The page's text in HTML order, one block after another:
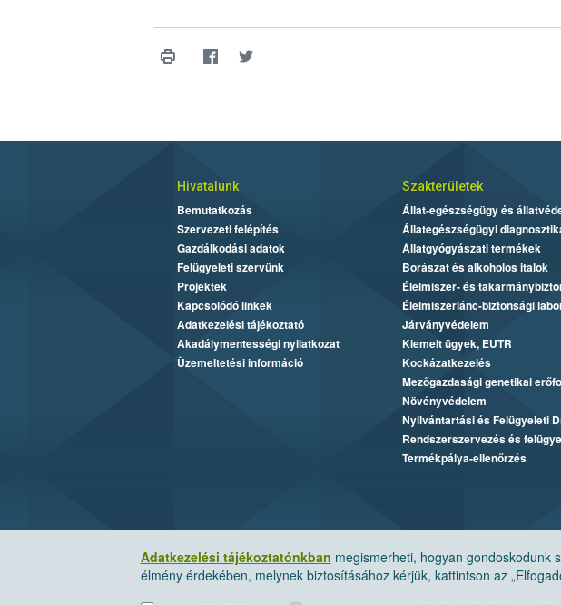
Adatkezelési tájékoztatónkban megismerheti, hogyan gondoskodunk
élmény érdekében, melynek biztosításához kérjük, kattintson az
Hivatalunk
Bemutatkozás
Szervezeti felépítés
Gazdálkodási adatok
Felügyeleti szervünk
Projektek
Kapcsolódó linkek
Adatkezelési tájékoztató
Akadálymentességi nyilatkozat
Üzemeltetési információ
Szakterületek
Állat-egészségügy és
Állategészségügyi
Állatgyógyászati termékek
Borászat és alkoholos italok
Élelmiszer- és
Élelmiszerlánc-biztonsági
Járványvédelem
Kiemelt ügyek, EUTR
Kockázatkezelés
Mezőgazdasági genetikai
Növényvédelem
Nyilvántartási és Felügyeleti
Rendszerszervezés és
Termékpálya-ellenőrzés